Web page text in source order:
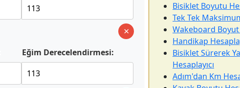
×
Eğim Derecelendirmesi:
Bisiklet Boyutu
Tek Tek
Wakeboard Boyut
Handikap
Bisiklet Sürerek
Hesaplayıcı
Adım'dan Km